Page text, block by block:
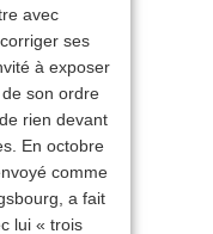
avec
ses
à exposer
son ordre
rien devant
En octobre
comme
a fait
lui « trois